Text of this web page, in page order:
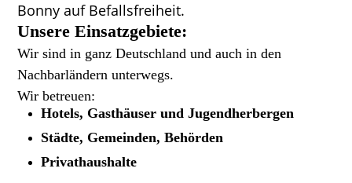
Bonny auf Befallsfreiheit.
Unsere Einsatzgebiete:
Wir sind in ganz Deutschland und auch in den
Nachbarländern unterwegs.
Wir betreuen:
Hotels, Gasthäuser und Jugendherbergen
Städte, Gemeinden, Behörden
Privathaushalte